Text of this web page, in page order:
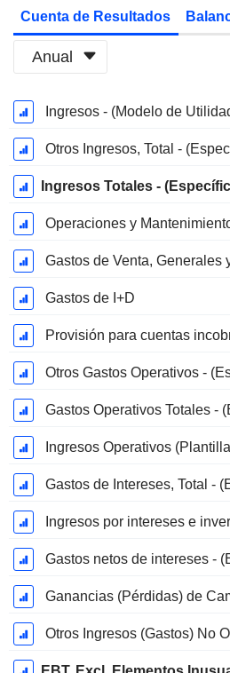
Cuenta de Resultados
Anual
Período
fiscal:
Diciembre
Ingresos - (Modelo de
Otros Ingresos, Total -
Ingresos Totales -
Operaciones y
Gastos de I+D
Provisión para cuentas
Ingresos Operativos